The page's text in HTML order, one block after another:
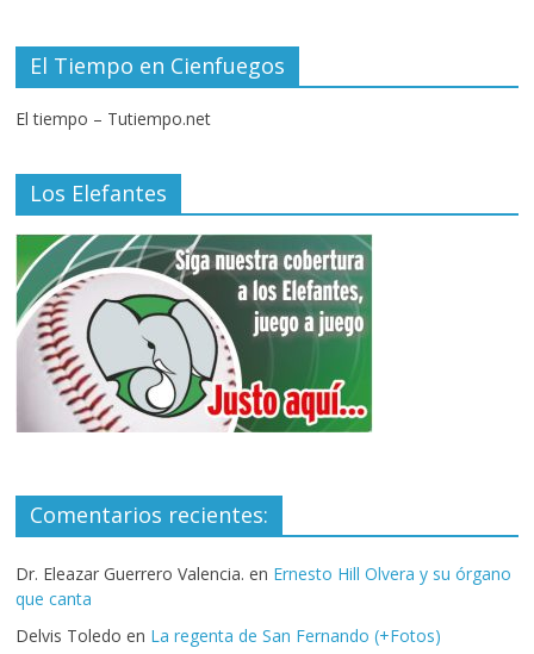
El Tiempo en Cienfuegos
El tiempo – Tutiempo.net
Los Elefantes
Comentarios recientes:
Dr. Eleazar Guerrero Valencia. en Ernesto Hill Olvera y su órgano
que canta
Delvis Toledo en La regenta de San Fernando (+Fotos)